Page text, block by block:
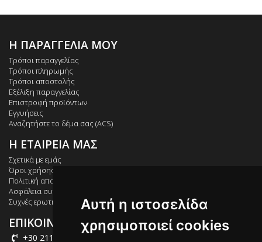
Η ΠΑΡΑΓΓΕΛΙΑ ΜΟΥ
Τρόποι παραγγελίας
Τρόποι πληρωμής
Τρόποι αποστολής
Εξέλιξη παραγγελίας
Επιστροφή προϊόντων
Εγγυήσεις
Αναζητήστε το δέμα σας (ACS)
Η ΕΤΑΙΡΕΙΑ ΜΑΣ
Σχετικά με εμάς
Όροι χρήσης
Πολιτική απορρήτου
Ασφάλεια συναλλαγών
Συχνές ερωτήσεις
ΕΠΙΚΟΙΝΩΝΙΑ
+30 211 012 2003
Αυτή η ιστοσελίδα
χρησιμοποιεί cookies